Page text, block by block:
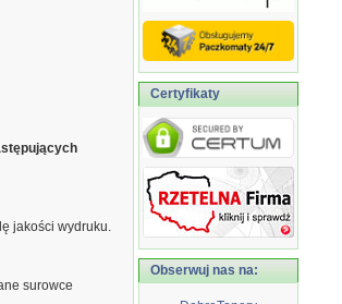
jakości wydruku.
surowce
Certyfikaty
Obserwuj nas na: